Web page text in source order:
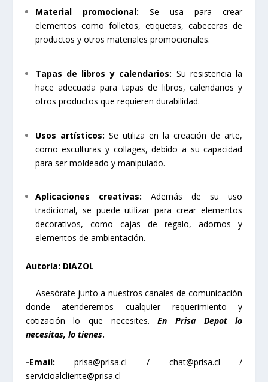
Material promocional: Se usa para crear
elementos como folletos, etiquetas, cabeceras de
productos y otros materiales promocionales.
Tapas de libros y calendarios: Su resistencia la
hace adecuada para tapas de libros, calendarios y
otros productos que requieren durabilidad.
Usos artísticos: Se utiliza en la creación de arte,
como esculturas y collages, debido a su capacidad
para ser moldeado y manipulado.
Aplicaciones creativas: Además de su uso
tradicional, se puede utilizar para crear elementos
decorativos, como cajas de regalo, adornos y
elementos de ambientación.
Autoría: DIAZOL
Asesórate junto a nuestros canales de comunicación
donde atenderemos cualquier requerimiento y
cotización lo que necesites.En Prisa Depot lo
necesitas, lo tienes.
-Email:prisa@prisa.cl / chat@prisa.cl /
servicioalcliente@prisa.cl